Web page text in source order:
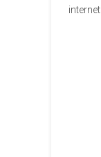
internet.